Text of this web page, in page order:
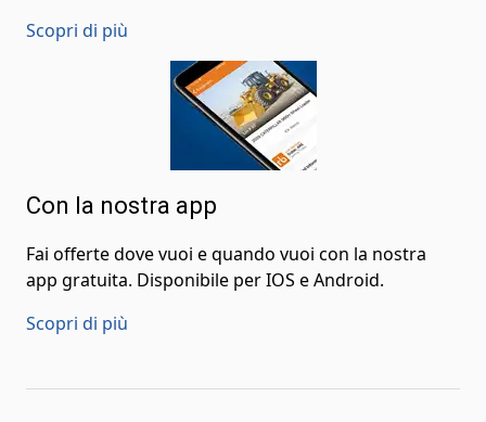
Scopri di più
Con la nostra app
Fai offerte dove vuoi e quando vuoi con la nostra
app gratuita. Disponibile per IOS e Android.
Scopri di più